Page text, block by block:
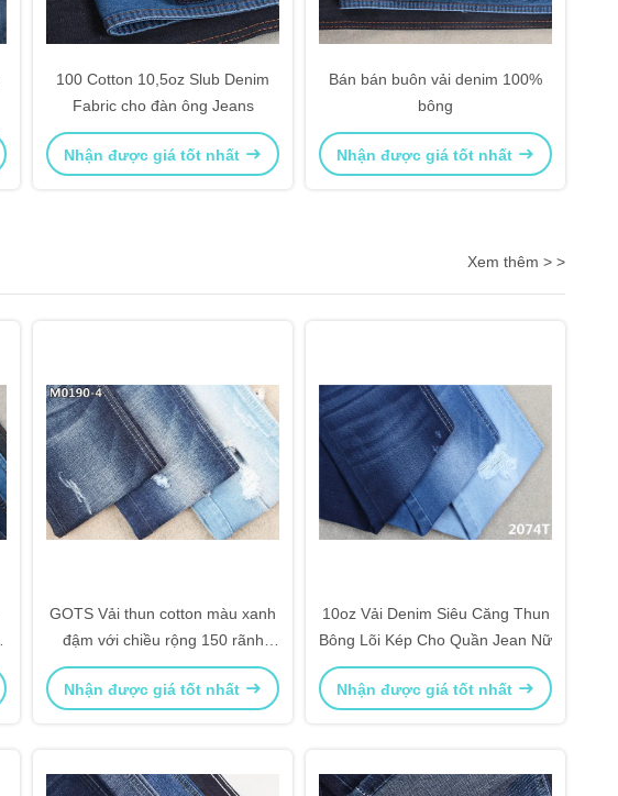
100 Cotton 10,5oz Slub Denim
Fabric cho đàn ông Jeans
Nhận được giá tốt nhất
Bán bán buôn vải denim 100%
bông
Nhận được giá tốt nhất
Xem thêm > >
GOTS Vải thun cotton màu xanh
đậm với chiều rộng 150 rãnh
chéo
Nhận được giá tốt nhất
10oz Vải Denim Siêu Căng Thun
Bông Lõi Kép Cho Quần Jean Nữ
Nhận được giá tốt nhất